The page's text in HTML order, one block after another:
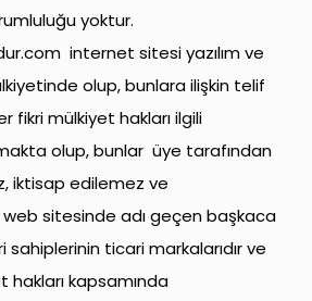
yoktur.
internet sitesi yazılım ve
olup, bunlara ilişkin telif
fikri mülkiyet hakları ilgili
olup, bunlar üye tarafından
iktisap edilemez ve
sitesinde adı geçen başkaca
sahiplerinin ticari markalarıdır ve
hakları kapsamında